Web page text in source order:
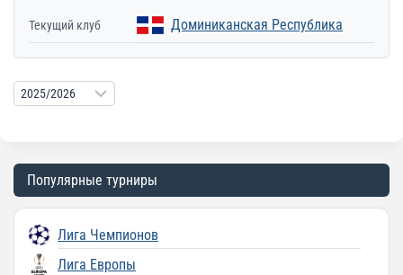
Текущий клуб Доминиканская Республика
Популярные турниры
Лига Чемпионов
Лига Европы